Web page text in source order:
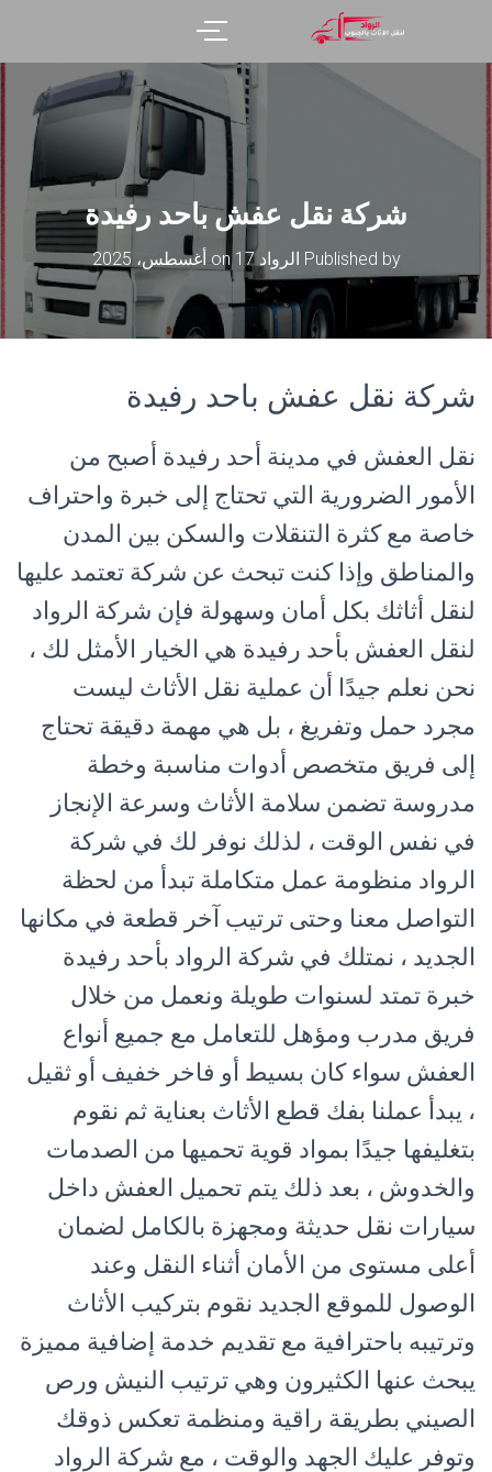
شركة نقل عفش باحد رفيدة
Published by الرواد on17 أغسطس، 2025
شركة نقل عفش باحد رفيدة
نقل العفش في مدينة أحد رفيدة أصبح من
الأمور الضرورية التي تحتاج إلى خبرة واحتراف
خاصة مع كثرة التنقلات والسكن بين المدن
والمناطق وإذا كنت تبحث عن شركة تعتمد عليها
لنقل أثاثك بكل أمان وسهولة فإن شركة الرواد
لنقل العفش بأحد رفيدة هي الخيار الأمثل لك ،
نحن نعلم جيدًا أن عملية نقل الأثاث ليست
مجرد حمل وتفريغ ، بل هي مهمة دقيقة تحتاج
إلى فريق متخصص أدوات مناسبة وخطة
مدروسة تضمن سلامة الأثاث وسرعة الإنجاز
في نفس الوقت ، لذلك نوفر لك في شركة
الرواد منظومة عمل متكاملة تبدأ من لحظة
التواصل معنا وحتى ترتيب آخر قطعة في مكانها
الجديد ، نمتلك في شركة الرواد بأحد رفيدة
خبرة تمتد لسنوات طويلة ونعمل من خلال
فريق مدرب ومؤهل للتعامل مع جميع أنواع
العفش سواء كان بسيط أو فاخر خفيف أو ثقيل
، يبدأ عملنا بفك قطع الأثاث بعناية ثم نقوم
بتغليفها جيدًا بمواد قوية تحميها من الصدمات
والخدوش ، بعد ذلك يتم تحميل العفش داخل
سيارات نقل حديثة ومجهزة بالكامل لضمان
أعلى مستوى من الأمان أثناء النقل وعند
الوصول للموقع الجديد نقوم بتركيب الأثاث
وترتيبه باحترافية مع تقديم خدمة إضافية مميزة
يبحث عنها الكثيرون وهي ترتيب النيش ورص
الصيني بطريقة راقية ومنظمة تعكس ذوقك
وتوفر عليك الجهد والوقت ، مع شركة الرواد